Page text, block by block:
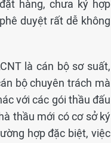
hàng, chưa ký hợp
duyệt rất dễ không
là cán bộ sơ suất,
bộ chuyên trách mà
với các gói thầu đấu
thầu mới có cơ sở ký
hợp đặc biệt, việc